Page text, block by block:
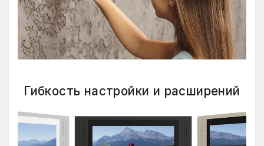
Гибкость настройки и расширений